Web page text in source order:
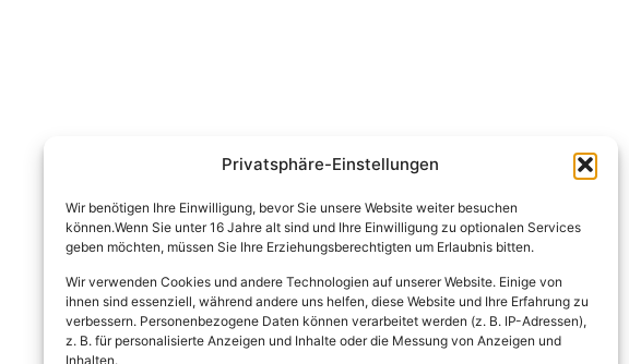
Privatsphäre-Einstellungen
Wir benötigen Ihre Einwilligung, bevor Sie unsere Website weiter besuchen
können.Wenn Sie unter 16 Jahre alt sind und Ihre Einwilligung zu optionalen Services
geben möchten, müssen Sie Ihre Erziehungsberechtigten um Erlaubnis bitten.
Wir verwenden Cookies und andere Technologien auf unserer Website. Einige von
ihnen sind essenziell, während andere uns helfen, diese Website und Ihre Erfahrung zu
verbessern. Personenbezogene Daten können verarbeitet werden (z. B. IP-Adressen),
z. B. für personalisierte Anzeigen und Inhalte oder die Messung von Anzeigen und
Inhalten.